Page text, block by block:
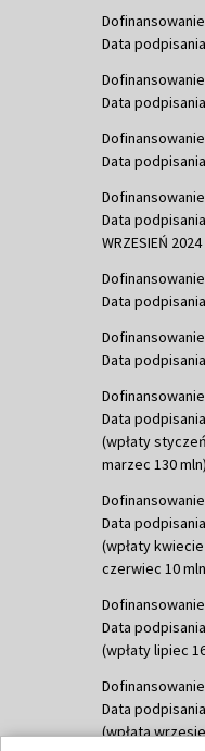
Dofinansowanie
Data
Dofinansowanie
Data
Dofinansowanie
Data
Dofinansowanie
Data
WRZESIEŃ
Dofinansowanie
Data
Dofinansowanie
Data
Dofinansowanie
Data
(wpłaty
marzec 130 mln)
Dofinansowanie
Data
(wpłaty
czerwiec 10
Dofinansowanie
Data
(wpłaty lipiec
Dofinansowanie
Data
(wpłata